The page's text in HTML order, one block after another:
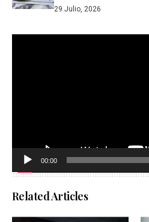
29 Julio, 2026
00:00
Related Articles